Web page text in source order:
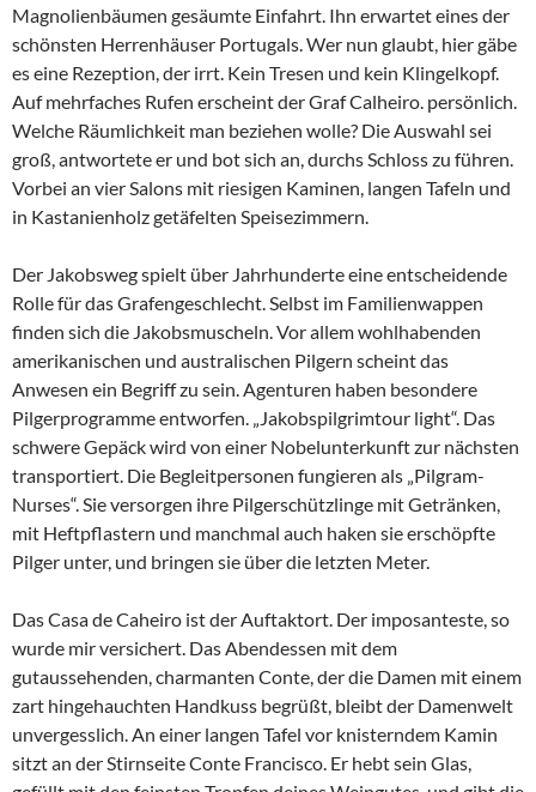
Magnolienbäumen gesäumte Einfahrt. Ihn erwartet eines der
schönsten Herrenhäuser Portugals. Wer nun glaubt, hier gäbe
es eine Rezeption, der irrt. Kein Tresen und kein Klingelkopf.
Auf mehrfaches Rufen erscheint der Graf Calheiro. persönlich.
Welche Räumlichkeit man beziehen wolle? Die Auswahl sei
groß, antwortete er und bot sich an, durchs Schloss zu führen.
Vorbei an vier Salons mit riesigen Kaminen, langen Tafeln und
in Kastanienholz getäfelten Speisezimmern.
Der Jakobsweg spielt über Jahrhunderte eine entscheidende
Rolle für das Grafengeschlecht. Selbst im Familienwappen
finden sich die Jakobsmuscheln. Vor allem wohlhabenden
amerikanischen und australischen Pilgern scheint das
Anwesen ein Begriff zu sein. Agenturen haben besondere
Pilgerprogramme entworfen. „Jakobspilgrimtour light“. Das
schwere Gepäck wird von einer Nobelunterkunft zur nächsten
transportiert. Die Begleitpersonen fungieren als „Pilgram-
Nurses“. Sie versorgen ihre Pilgerschützlinge mit Getränken,
mit Heftpflastern und manchmal auch haken sie erschöpfte
Pilger unter, und bringen sie über die letzten Meter.
Das Casa de Caheiro ist der Auftaktort. Der imposanteste, so
wurde mir versichert. Das Abendessen mit dem
gutaussehenden, charmanten Conte, der die Damen mit einem
zart hingehauchten Handkuss begrüßt, bleibt der Damenwelt
unvergesslich. An einer langen Tafel vor knisterndem Kamin
sitzt an der Stirnseite Conte Francisco. Er hebt sein Glas,